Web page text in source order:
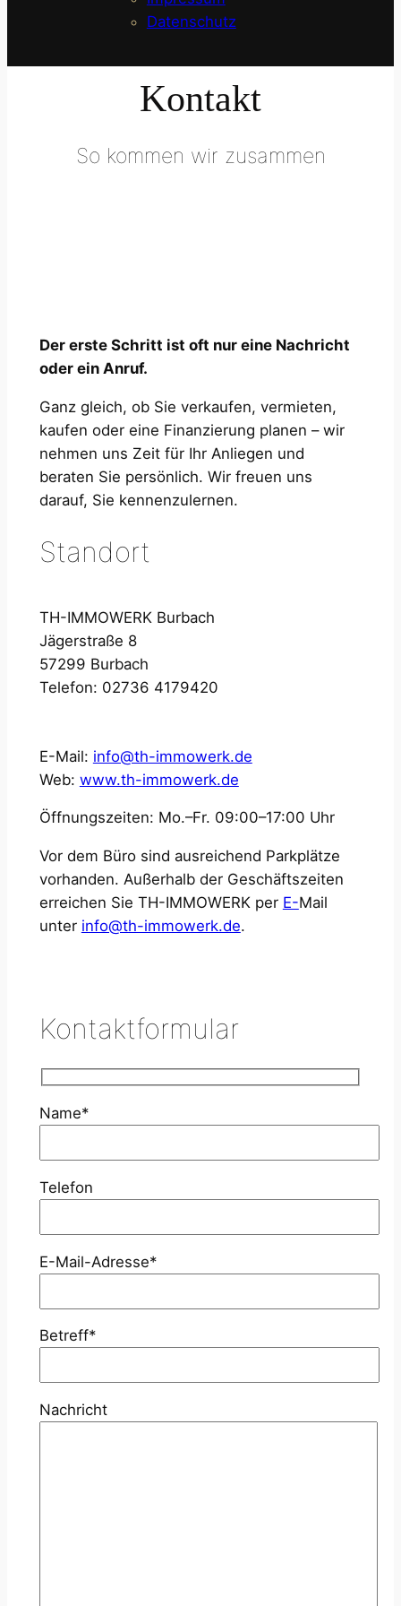
Datenschutz
Kontakt
So kommen wir zusammen
Der erste Schritt ist oft nur eine Nachricht
oder ein Anruf.
Ganz gleich, ob Sie verkaufen, vermieten,
kaufen oder eine Finanzierung planen – wir
nehmen uns Zeit für Ihr Anliegen und
beraten Sie persönlich. Wir freuen uns
darauf, Sie kennenzulernen.
Standort
TH-IMMOWERK Burbach
Jägerstraße 8
57299 Burbach
Telefon: 02736 4179420
E-Mail: info@th-immowerk.de
Web: www.th-immowerk.de
Öffnungszeiten: Mo.–Fr. 09:00–17:00 Uhr
Vor dem Büro sind ausreichend Parkplätze
vorhanden. Außerhalb der Geschäftszeiten
erreichen Sie TH-IMMOWERK per E-Mail
unter info@th-immowerk.de.
Kontaktformular
Name*
Telefon
E-Mail-Adresse*
Betreff*
Nachricht